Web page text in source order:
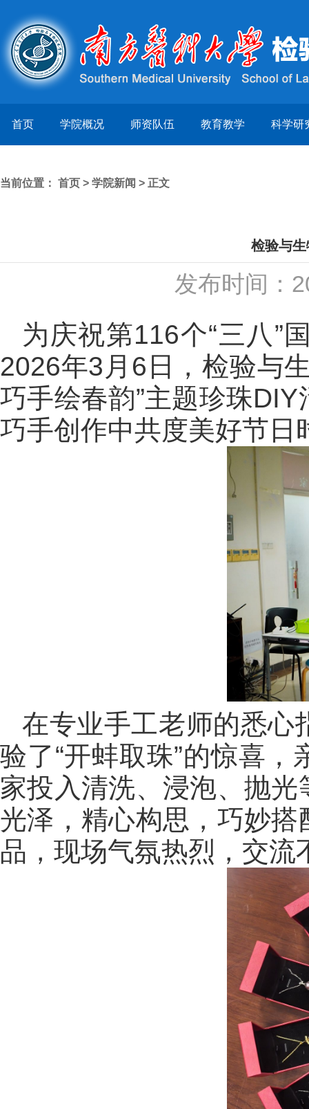
首页 学院概况 师资队伍 教育教学 科学研
当前位置： 首页 > 学院新闻 > 正文
检验与
发布时间：
为庆祝第116个“三八”
2026年3月6日，检验与
巧手绘春韵”主题珍珠
巧手创作中共度美好节日
在专业手工老师的悉心
验了“开蚌取珠”的惊喜
家投入清洗、浸泡、抛
光泽，精心构思，巧妙
品，现场气氛热烈，交流